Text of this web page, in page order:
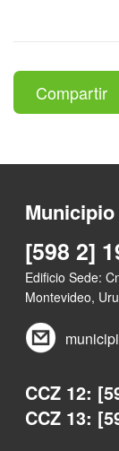
Compartir
Municipio
[598 2]
Edificio Sede:
Montevideo,
CCZ 12:
CCZ 13: